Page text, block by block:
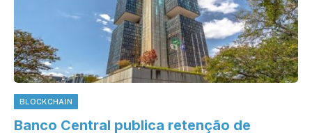
BLOCKCHAIN
Banco Central publica retenção de